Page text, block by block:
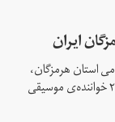
استان هرمزگان،
صبح روز پنج‌شنبه ۲۱ دی‌ماه، از «شناسایی و دستگیری ۲۱ خواننده‌ی موسیقی